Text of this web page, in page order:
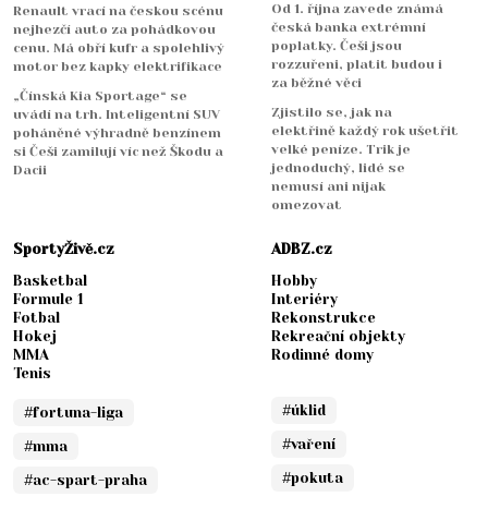
Renault vrací na českou scénu
nejhezčí auto za pohádkovou
cenu. Má obří kufr a spolehlivý
motor bez kapky elektrifikace
„Čínská Kia Sportage“ se
uvádí na trh. Inteligentní SUV
poháněné výhradně benzínem
si Češi zamilují víc než Škodu a
Dacii
Od 1. října zavede známá
česká banka extrémní
poplatky. Češi jsou
rozzuřeni, platit budou i
za běžné věci
Zjistilo se, jak na
elektřině každý rok ušetřit
velké peníze. Trik je
jednoduchý, lidé se
nemusí ani nijak
omezovat
SportyŽivě.cz
Basketbal
Formule 1
Fotbal
Hokej
MMA
Tenis
#fortuna-liga
#mma
#ac-spart-praha
ADBZ.cz
Hobby
Interiéry
Rekonstrukce
Rekreační objekty
Rodinné domy
#úklid
#vaření
#pokuta